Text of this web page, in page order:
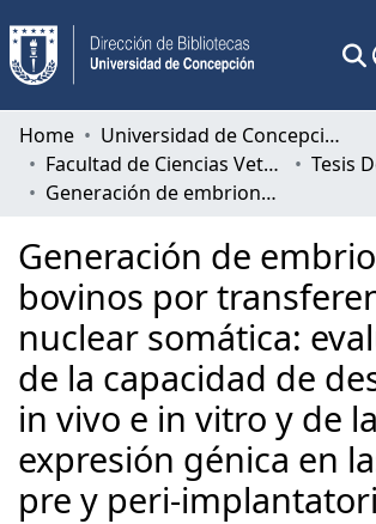
Communities & Collections
All of DSpace
Home
Universidad de Concepción
Facultad de Ciencias Veterinarias
Tesis
Generación de embriones bovinos por transferencia nuclear somática: evaluación de la capacidad de desarrollo in vivo e in vitro y de la expresión génica en las etapas pre y peri-implantatorias
Generación de
bovinos por
nuclear somática:
de la capacidad de
in vivo e in vitro y de la
expresión génica en
pre y peri-